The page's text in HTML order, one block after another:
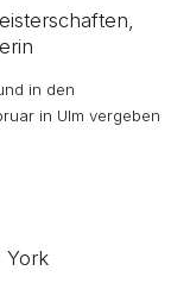
in den
in Ulm vergeben
York